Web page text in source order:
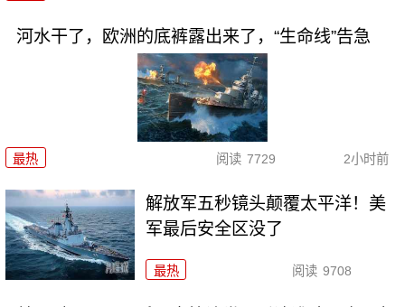
河水干了，欧洲的底裤露出来了，“生命线”告急
最热 阅读 7729 2小时前
解放军五秒镜头颠覆太平洋！美
军最后安全区没了
最热 阅读 9708